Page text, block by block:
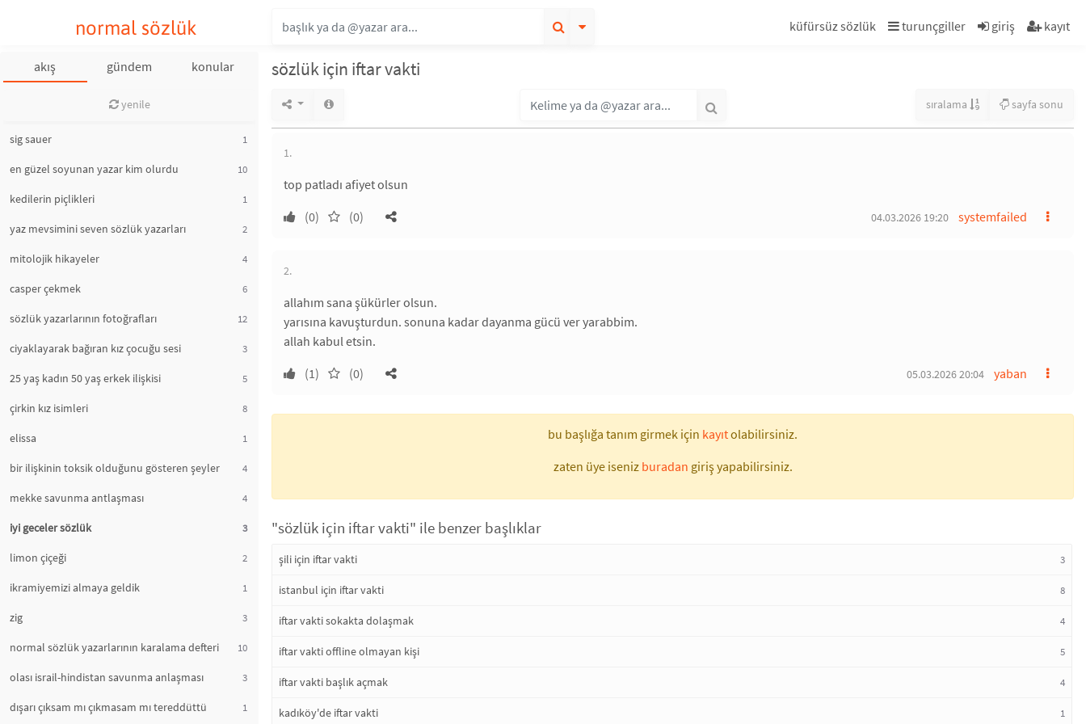
normal sözlük küfürsüz sözlük turunçgiller giriş kayıt
akış gündem konular
yenile
sig sauer 1
en güzel soyunan yazar kim olurdu 10
kedilerin piçlikleri 1
yaz mevsimini seven sözlük yazarları 2
mitolojik hikayeler 4
casper çekmek 6
sözlük yazarlarının fotoğrafları 12
ciyaklayarak bağıran kız çocuğu sesi 3
25 yaş kadın 50 yaş erkek ilişkisi 5
çirkin kız isimleri 8
elissa 1
bir ilişkinin toksik olduğunu gösteren şeyler 4
mekke savunma antlaşması 4
iyi geceler sözlük 3
limon çiçeği 2
ikramiyemizi almaya geldik 1
zig 3
normal sözlük yazarlarının karalama defteri 10
olası israil-hindistan savunma anlaşması 3
dışarı çıksam mı çıkmasam mı tereddüttü 1
sözlük için iftar vakti
sıralama sayfa sonu
1.
top patladı afiyet olsun
(0)
(0) systemfailed
04.03.2026 19:20
2.
allahım sana şükürler olsun.
yarısına kavuşturdun. sonuna kadar dayanma gücü ver yarabbim.
allah kabul etsin.
(1)
(0) yaban
05.03.2026 20:04
bu başlığa tanım girmek için kayıtolabilirsiniz.
zaten üye iseniz buradan giriş yapabilirsiniz.
"sözlük için iftar vakti" ile benzer başlıklar
şili için iftar vakti 3
istanbul için iftar vakti 8
iftar vakti sokakta dolaşmak 4
iftar vakti offline olmayan kişi 5
iftar vakti başlık açmak 4
kadıköy'de iftar vakti 1